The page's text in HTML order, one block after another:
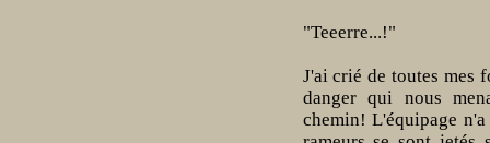
"Teeerre...!"
J'ai crié de toutes mes
danger qui nous
chemin! L'équipage